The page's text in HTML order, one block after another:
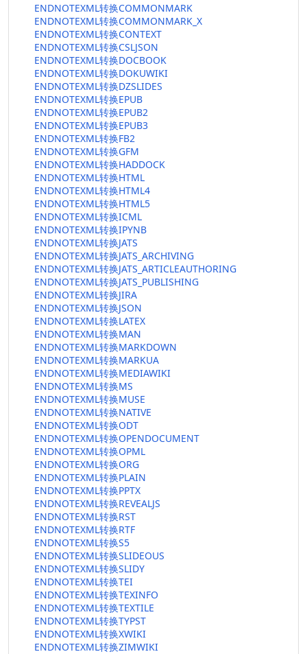
ENDNOTEXML转换COMMONMARK
ENDNOTEXML转换COMMONMARK_X
ENDNOTEXML转换CONTEXT
ENDNOTEXML转换CSLJSON
ENDNOTEXML转换DOCBOOK
ENDNOTEXML转换DOKUWIKI
ENDNOTEXML转换DZSLIDES
ENDNOTEXML转换EPUB
ENDNOTEXML转换EPUB2
ENDNOTEXML转换EPUB3
ENDNOTEXML转换FB2
ENDNOTEXML转换GFM
ENDNOTEXML转换HADDOCK
ENDNOTEXML转换HTML
ENDNOTEXML转换HTML4
ENDNOTEXML转换HTML5
ENDNOTEXML转换ICML
ENDNOTEXML转换IPYNB
ENDNOTEXML转换JATS
ENDNOTEXML转换JATS_ARCHIVING
ENDNOTEXML转换JATS_ARTICLEAUTHORING
ENDNOTEXML转换JATS_PUBLISHING
ENDNOTEXML转换JIRA
ENDNOTEXML转换JSON
ENDNOTEXML转换LATEX
ENDNOTEXML转换MAN
ENDNOTEXML转换MARKDOWN
ENDNOTEXML转换MARKUA
ENDNOTEXML转换MEDIAWIKI
ENDNOTEXML转换MS
ENDNOTEXML转换MUSE
ENDNOTEXML转换NATIVE
ENDNOTEXML转换ODT
ENDNOTEXML转换OPENDOCUMENT
ENDNOTEXML转换OPML
ENDNOTEXML转换ORG
ENDNOTEXML转换PLAIN
ENDNOTEXML转换PPTX
ENDNOTEXML转换REVEALJS
ENDNOTEXML转换RST
ENDNOTEXML转换RTF
ENDNOTEXML转换S5
ENDNOTEXML转换SLIDEOUS
ENDNOTEXML转换SLIDY
ENDNOTEXML转换TEI
ENDNOTEXML转换TEXINFO
ENDNOTEXML转换TEXTILE
ENDNOTEXML转换TYPST
ENDNOTEXML转换XWIKI
ENDNOTEXML转换ZIMWIKI